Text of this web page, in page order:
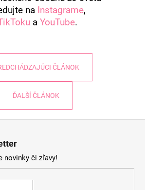
na Instagrame,
aYouTube.
ČLÁNOK
ĎALŠÍ ČLÁNOK
novinky či zľavy!